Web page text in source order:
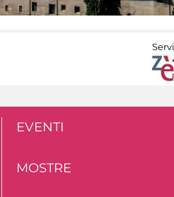
EVENTI
MOSTRE